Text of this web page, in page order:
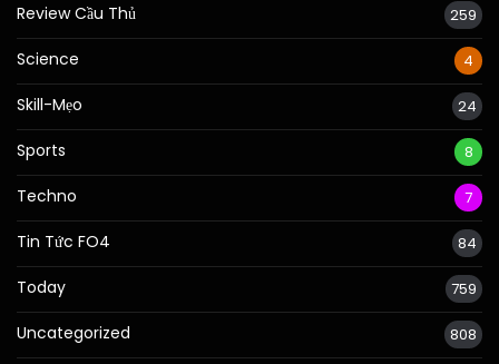
Review Cầu Thủ 259
Science 4
Skill-Mẹo 24
Sports 8
Techno 7
Tin Tức FO4 84
Today 759
Uncategorized 808